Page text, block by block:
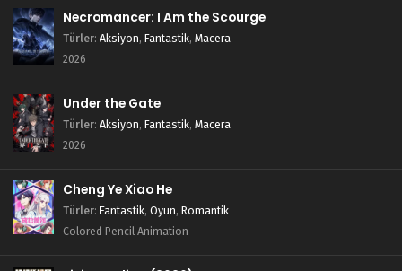
Tales of Herding Gods 34.Bölüm izle
Blm 34 - Haziran 9, 2025
Tales of Herding Gods 33.Bölüm izle
Blm 33 - Haziran 2, 2025
Blm 32 - Mayıs 26, 2025
Tales of Herding Gods 31.Bölüm izle
Necromancer: I Am the Scourge
Türler: Aksiyon, Fantastik, Macera
2026
Under the Gate
Türler: Aksiyon, Fantastik, Macera
2026
Cheng Ye Xiao He
Türler: Fantastik, Oyun, Romantik
Colored Pencil Animation